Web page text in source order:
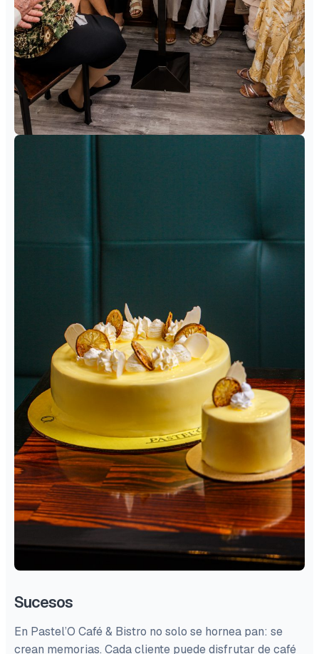
Sucesos
En Pastel’O Café & Bistro no solo se hornea pan: se
crean memorias. Cada cliente puede disfrutar de café